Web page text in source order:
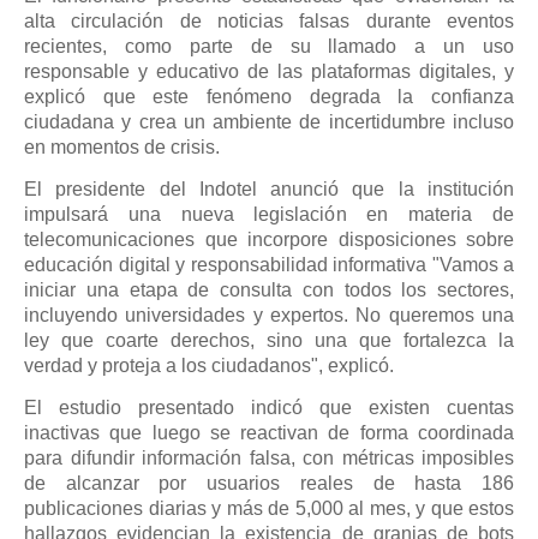
alta circulación de noticias falsas durante eventos
recientes, como parte de su llamado a un uso
responsable y educativo de las plataformas digitales, y
explicó que este fenómeno degrada la confianza
ciudadana y crea un ambiente de incertidumbre incluso
en momentos de crisis.
El presidente del Indotel anunció que la institución
impulsará una nueva legislación en materia de
telecomunicaciones que incorpore disposiciones sobre
educación digital y responsabilidad informativa "Vamos a
iniciar una etapa de consulta con todos los sectores,
incluyendo universidades y expertos. No queremos una
ley que coarte derechos, sino una que fortalezca la
verdad y proteja a los ciudadanos", explicó.
El estudio presentado indicó que existen cuentas
inactivas que luego se reactivan de forma coordinada
para difundir información falsa, con métricas imposibles
de alcanzar por usuarios reales de hasta 186
publicaciones diarias y más de 5,000 al mes, y que estos
hallazgos evidencian la existencia de granjas de bots